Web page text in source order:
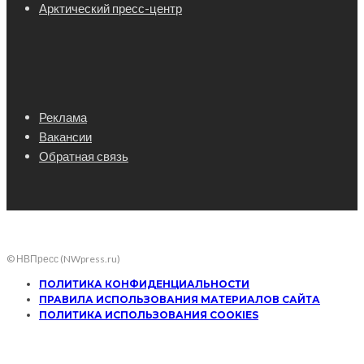
Арктический пресс-центр
Реклама
Вакансии
Обратная связь
© НВПресс (NWpress.ru)
ПОЛИТИКА КОНФИДЕНЦИАЛЬНОСТИ
ПРАВИЛА ИСПОЛЬЗОВАНИЯ МАТЕРИАЛОВ САЙТА
ПОЛИТИКА ИСПОЛЬЗОВАНИЯ COOKIES